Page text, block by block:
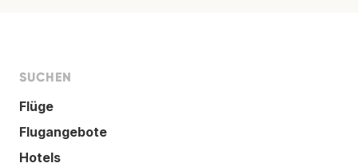
SUCHEN
Flüge
Flugangebote
Hotels